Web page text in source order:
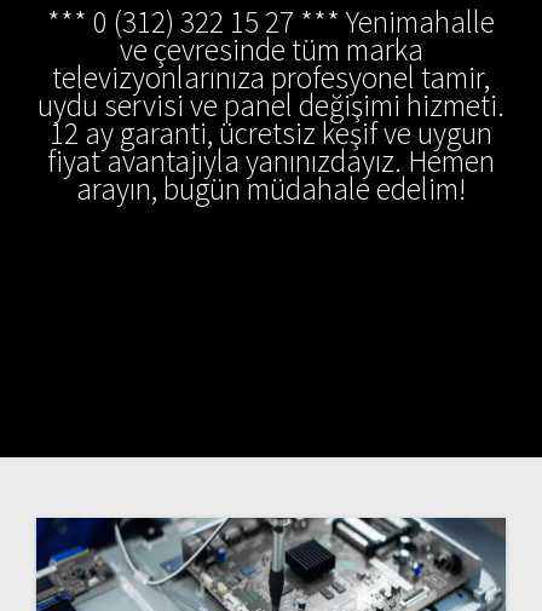
*** 0 (312) 322 15 27 *** Yenimahalle
ve çevresinde tüm marka
televizyonlarınıza profesyonel tamir,
uydu servisi ve panel değişimi hizmeti.
12 ay garanti, ücretsiz keşif ve uygun
fiyat avantajıyla yanınızdayız. Hemen
arayın, bugün müdahale edelim!